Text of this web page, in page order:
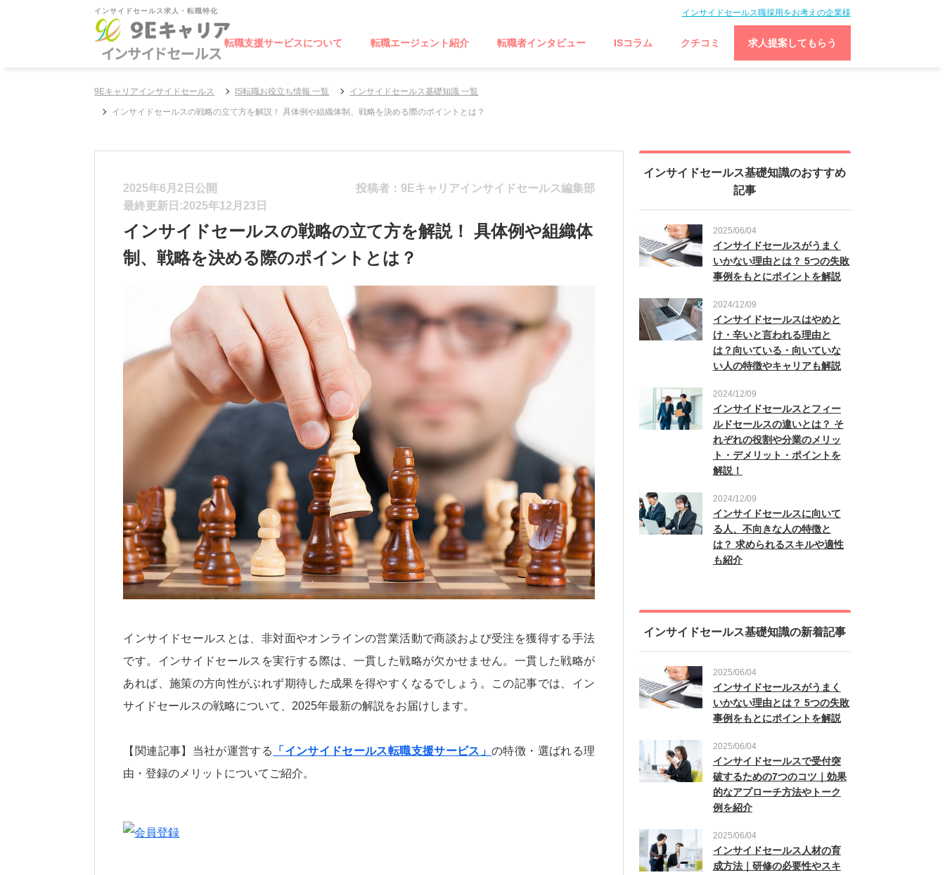
インサイドセールス職採用をお考えの企業様
インサイドセールス求人・転職特化
転職支援サービスについて 転職エージェント紹介 転職者インタビュー ISコラム クチコミ 求人提案してもらう
9Eキャリアインサイドセールス IS転職お役立ち情報 一覧 インサイドセールス基礎知識 一覧
インサイドセールスの戦略の立て方を解説！ 具体例や組織体制、戦略を決める際のポイントとは？
2025年6月2日公開
最終更新日:2025年12月23日
投稿者：9Eキャリアインサイドセールス編集部
インサイドセールスの戦略の立て方を解説！ 具体例や組織体
制、戦略を決める際のポイントとは？
インサイドセールスとは、非対面やオンラインの営業活動で商談および受注を獲得する手法
です。インサイドセールスを実行する際は、一貫した戦略が欠かせません。一貫した戦略が
あれば、施策の方向性がぶれず期待した成果を得やすくなるでしょう。この記事では、イン
サイドセールスの戦略について、2025年最新の解説をお届けします。
【関連記事】当社が運営する 「インサイドセールス転職支援サービス」の特徴・選ばれる理
由・登録のメリットについてご紹介。
インサイドセールス基礎知識のおすすめ
記事
2025/06/04
インサイドセールスがうまく
いかない理由とは？ 5つの失敗
事例をもとにポイントを解説
2024/12/09
インサイドセールスはやめと
け・辛いと言われる理由と
は？向いている・向いていな
い人の特徴やキャリアも解説
2024/12/09
インサイドセールスとフィー
ルドセールスの違いとは？ そ
れぞれの役割や分業のメリッ
ト・デメリット・ポイントを
解説！
2024/12/09
インサイドセールスに向いて
る人、不向きな人の特徴と
は？ 求められるスキルや適性
も紹介
インサイドセールス基礎知識の新着記事
2025/06/04
インサイドセールスがうまく
いかない理由とは？ 5つの失敗
事例をもとにポイントを解説
2025/06/04
インサイドセールスで受付突
破するための7つのコツ｜効果
的なアプローチ方法やトーク
例を紹介
2025/06/04
インサイドセールス人材の育
成方法｜研修の必要性やスキ